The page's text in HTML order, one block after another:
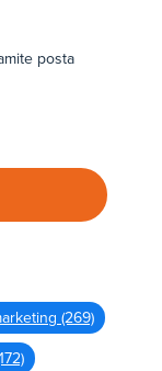
posta
(269)